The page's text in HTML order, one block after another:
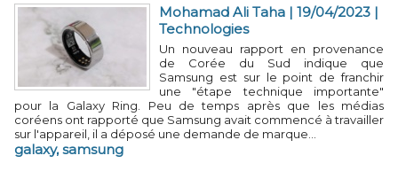
Mohamad Ali Taha | 19/04/2023 |
Technologies
Un nouveau rapport en provenance
de Corée du Sud indique que
Samsung est sur le point de franchir
une "étape technique importante"
pour la Galaxy Ring. Peu de temps après que les médias
coréens ont rapporté que Samsung avait commencé à travailler
sur l'appareil, il a déposé une demande de marque...
galaxy,samsung